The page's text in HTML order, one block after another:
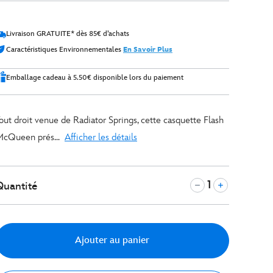
Livraison GRATUITE* dès 85€ d’achats
Caractéristiques Environnementales En Savoir Plus
Emballage cadeau à 5.50€ disponible lors du paiement
droit venue de Radiator Springs, cette casquette Flash
prés... Afficher les détails
Ajouter au panier